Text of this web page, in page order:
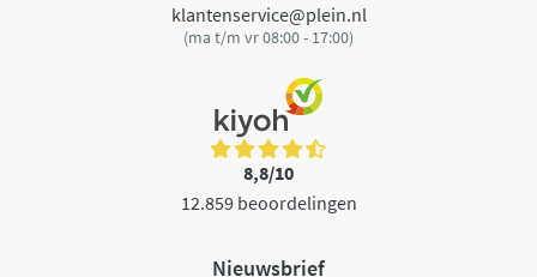
klantenservice@plein.nl
(ma t/m vr 08:00 - 17:00)
8,8/10
12.859 beoordelingen
Nieuwsbrief